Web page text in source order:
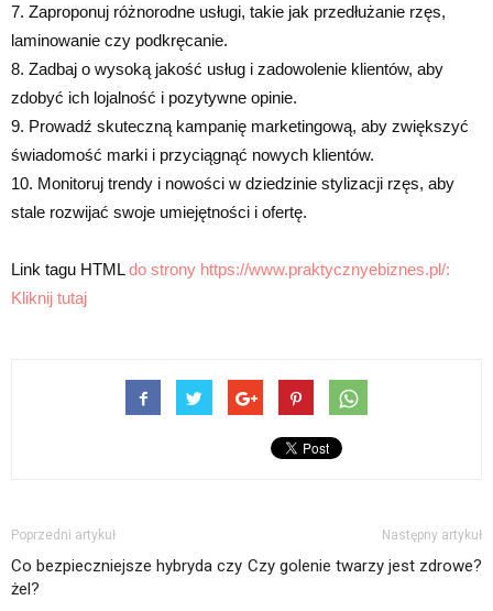
7. Zaproponuj różnorodne usługi, takie jak przedłużanie rzęs,
laminowanie czy podkręcanie.
8. Zadbaj o wysoką jakość usług i zadowolenie klientów, aby
zdobyć ich lojalność i pozytywne opinie.
9. Prowadź skuteczną kampanię marketingową, aby zwiększyć
świadomość marki i przyciągnąć nowych klientów.
10. Monitoruj trendy i nowości w dziedzinie stylizacji rzęs, aby
stale rozwijać swoje umiejętności i ofertę.
Link tagu HTMLdo strony https://www.praktycznyebiznes.pl/:
Kliknij tutaj
Poprzedni artykuł
Co bezpieczniejsze hybryda czy
żel?
Następny artykuł
Czy golenie twarzy jest zdrowe?